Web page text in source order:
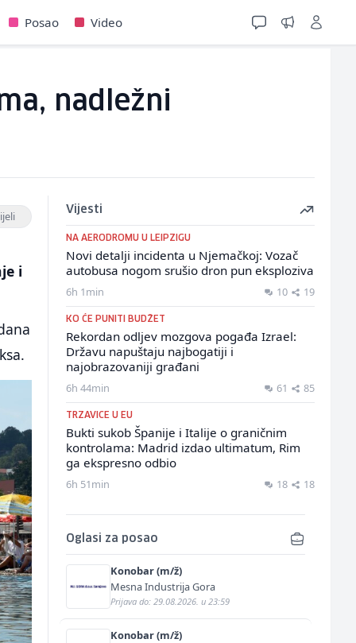
Posao Video
nadležni
i
Vijesti
NA AERODROMU U LEIPZIGU
Novi detalji incidenta u Njemačkoj: Vozač
autobusa nogom srušio dron pun eksploziva
6h 1min 10 19
KO ĆE PUNITI BUDŽET
Rekordan odljev mozgova pogađa Izrael:
Državu napuštaju najbogatiji i
najobrazovaniji građani
6h 44min 61 85
TRZAVICE U EU
Bukti sukob Španije i Italije o graničnim
kontrolama: Madrid izdao ultimatum, Rim
ga ekspresno odbio
6h 51min 18 18
Oglasi za posao
Konobar (m/ž)
Mesna Industrija Gora
Prijava do: 29.08.2026. u 23:59
Konobar (m/ž)